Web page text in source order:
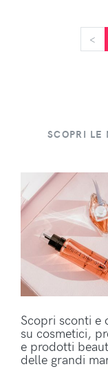
<
SCOPRI LE
Scopri sconti e
su cosmetici,
e prodotti
delle grandi